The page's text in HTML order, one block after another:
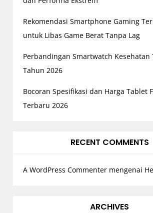
Rekomendasi Smartphone Gaming
untuk Libas Game Berat Tanpa Lag
Perbandingan Smartwatch Kesehatan
Tahun 2026
Bocoran Spesifikasi dan Harga Tablet
Terbaru 2026
RECENT COMMENTS
A WordPress Commentermengenai
ARCHIVES